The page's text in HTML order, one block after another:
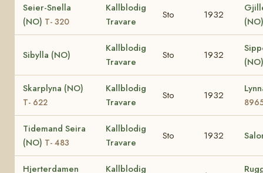
Seier-Snella
(NO) T- 320
Kallblodig
Travare
Sto 1932
Sibylla (NO)
Kallblodig
Travare
Sto 1932
(NO)
Skarplyna (NO)
T- 622
Kallblodig
Travare
Sto 1932
Tidemand Seira
(NO) T- 483
Kallblodig
Travare
Sto 1932
Hjerterdamen Kallblodig